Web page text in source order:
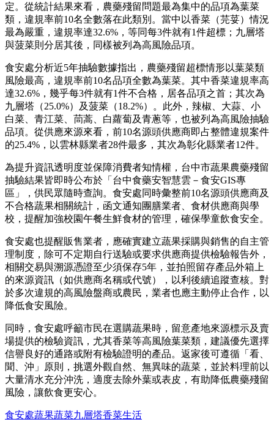
定。從統計結果來看，農藥殘留問題最為集中的品項為葉菜
類，違規率前10名全數落在此類別。當中以香菜（芫荽）情況
最為嚴重，違規率達32.6%，等同每3件就有1件超標；九層塔
與菠菜則分居其後，同樣被列為高風險品項。
食安處分析近5年抽驗數據指出，農藥殘留超標情形以葉菜類
風險最高，違規率前10名品項全數為葉菜。其中香菜違規率高
達32.6%，幾乎每3件就有1件不合格，居各品項之首；其次為
九層塔（25.0%）及菠菜（18.2%）。此外，辣椒、大蒜、小
白菜、青江菜、茼蒿、白蘿蔔及青蔥等，也被列為高風險抽驗
品項。從供應來源來看，前10名源頭供應商即占整體違規案件
的25.4%，以雲林縣業者28件最多，其次為彰化縣業者12件。
為提升資訊透明度並保障消費者知情權，台中市蔬果農藥殘留
抽驗結果皆即時公布於「台中食藥安智慧雲－食安GIS專
區」，供民眾隨時查詢。食安處同時彙整前10名源頭供應商及
不合格蔬果相關統計，函文通知團膳業者、食材供應商與學
校，提醒加強校園午餐生鮮食材的管理，確保學童飲食安全。
食安處也提醒販售業者，應確實建立蔬果採購與銷售的自主管
理制度，除可不定期自行送驗或要求供應商提供檢驗報告外，
相關交易與溯源憑證至少須保存5年，並拍照留存產品外箱上
的來源資訊（如供應商名稱或代號），以利後續追蹤查核。對
於多次違規的高風險盤商或農民，業者也應主動停止合作，以
降低食安風險。
同時，食安處呼籲市民在選購蔬果時，留意產地來源標示及賣
場提供的檢驗資訊，尤其香菜等高風險葉菜類，建議優先選擇
信譽良好的通路或附有檢驗證明的產品。返家後可遵循「看、
聞、沖」原則，挑選外觀自然、無異味的蔬菜，並於料理前以
大量清水充分沖洗，適度去除外葉或表皮，有助降低農藥殘留
風險，讓飲食更安心。
食安處蔬果蔬菜九層塔香菜生活